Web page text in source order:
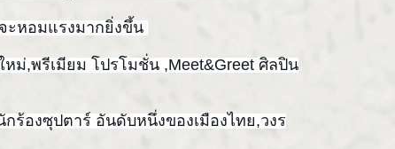
ะหอมแรงมากยิ่งขึ้น
ม่,พรีเมียม โปรโมชั่น ,Meet&Greet ศิลปิน
ร้องซุปตาร์ อันดับหนึ่งของเมืองไทย,วงร